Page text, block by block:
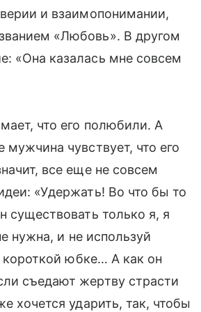
и взаимопонимании,
«Любовь». В другом
«Она казалась мне совсем
что его полюбили. А
чувствует, что его
все еще не совсем
«Удержать! Во что бы то
существовать только я, я
нужна, и не используй
короткой юбке… А как он
съедают жертву страсти
хочется ударить, так, чтобы